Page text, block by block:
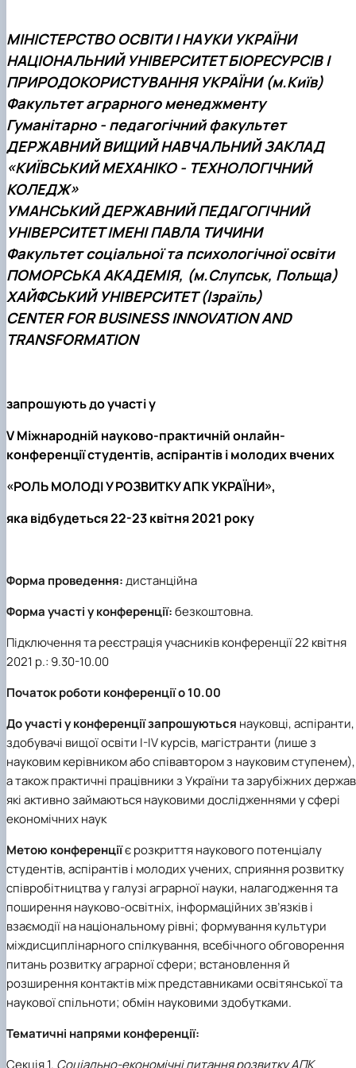
МІНІСТЕРСТВО ОСВІТИ І НАУКИ УКРАЇНИ
НАЦІОНАЛЬНИЙ УНІВЕРСИТЕТ БІОРЕСУРСІВ І
ПРИРОДОКОРИСТУВАННЯ УКРАЇНИ (м.Київ)
Факультет аграрного менеджменту
Гуманітарно - педагогічний факультет
ДЕРЖАВНИЙ ВИЩИЙ НАВЧАЛЬНИЙ ЗАКЛАД
«КИЇВСЬКИЙ МЕХАНІКО - ТЕХНОЛОГІЧНИЙ
КОЛЕДЖ»
УМАНСЬКИЙ ДЕРЖАВНИЙ ПЕДАГОГІЧНИЙ
УНІВЕРСИТЕТ ІМЕНІ ПАВЛА ТИЧИНИ
Факультет соціальної та психологічної освіти
ПОМОРСЬКА АКАДЕМІЯ, (м.Слупськ, Польща)
ХАЙФСЬКИЙ УНІВЕРСИТЕТ (Ізраїль)
CENTER FOR BUSINESS INNOVATION AND
TRANSFORMATION
запрошують до участі у
V Міжнародній науково-практичній онлайн-
конференції студентів, аспірантів і молодих вчених
«РОЛЬ МОЛОДІ У РОЗВИТКУ АПК УКРАЇНИ»,
яка відбудеться 22-23 квітня 2021 року
Форма проведення:дистанційна
Форма участі у конференції:безкоштовна.
Підключення та реєстрація учасників конференції 22 квітня
2021 р.: 9.30-10.00
Початок роботи конференції о 10.00
До участі у конференції запрошуються науковці, аспіранти,
здобувачі вищої освіти І-ІV курсів, магістранти (лише з
науковим керівником або співавтором з науковим ступенем),
а також практичні працівники з України та зарубіжних
які активно займаються науковими дослідженнями у сфері
економічних наук
Метою конференціїє розкриття наукового потенціалу
студентів, аспірантів і молодих учених, сприяння розвитку
співробітництва у галузі аграрної науки, налагодження та
поширення науково-освітніх, інформаційних зв’язків і
взаємодії на національному рівні; формування культури
міждисциплінарного спілкування, всебічного обговорення
питань розвитку аграрної сфери; встановлення й
розширення контактів між представниками освітянської та
наукової спільноти; обмін науковими здобутками.
Тематичні напрями конференції: